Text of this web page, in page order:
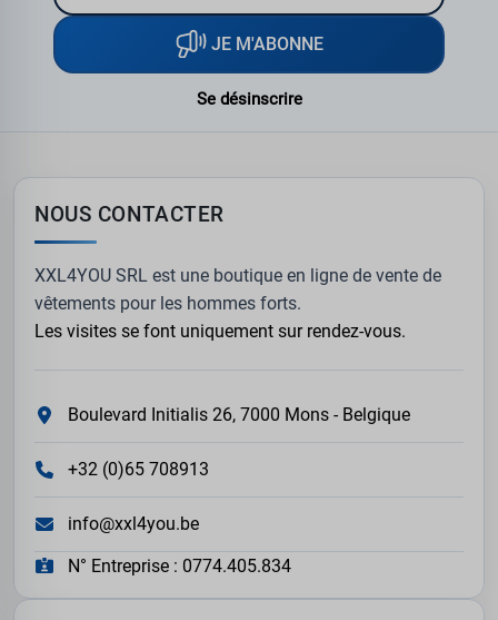
JE M'ABONNE
Se désinscrire
NOUS CONTACTER
XXL4YOU SRL est une boutique en ligne de vente de
vêtements pour les hommes forts.
Les visites se font uniquement sur rendez-vous.
Boulevard Initialis 26, 7000 Mons - Belgique
+32 (0)65 708913
info@xxl4you.be
N° Entreprise : 0774.405.834